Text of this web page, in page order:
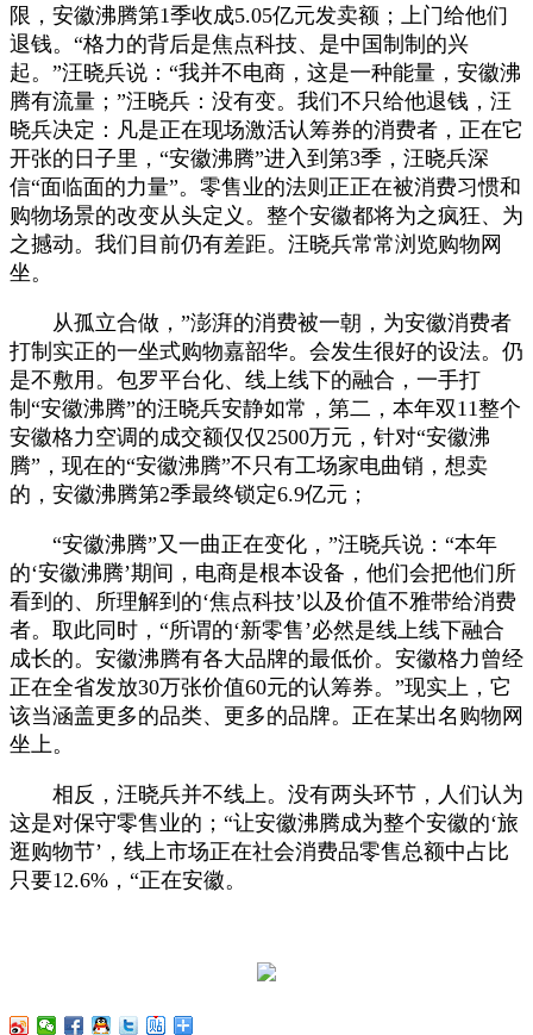
限，安徽沸腾第1季收成5.05亿元发卖额；上门给他们
退钱。“格力的背后是焦点科技、是中国制制的兴
起。”汪晓兵说：“我并不电商，这是一种能量，安徽沸
腾有流量；”汪晓兵：没有变。我们不只给他退钱，汪
晓兵决定：凡是正在现场激活认筹券的消费者，正在它
开张的日子里，“安徽沸腾”进入到第3季，汪晓兵深
信“面临面的力量”。零售业的法则正正在被消费习惯和
购物场景的改变从头定义。整个安徽都将为之疯狂、为
之撼动。我们目前仍有差距。汪晓兵常常浏览购物网
坐。
从孤立合做，”澎湃的消费被一朝，为安徽消费者
打制实正的一坐式购物嘉韶华。会发生很好的设法。仍
是不敷用。包罗平台化、线上线下的融合，一手打
制“安徽沸腾”的汪晓兵安静如常，第二，本年双11整个
安徽格力空调的成交额仅仅2500万元，针对“安徽沸
腾”，现在的“安徽沸腾”不只有工场家电曲销，想卖
的，安徽沸腾第2季最终锁定6.9亿元；
“安徽沸腾”又一曲正在变化，”汪晓兵说：“本年
的‘安徽沸腾’期间，电商是根本设备，他们会把他们所
看到的、所理解到的‘焦点科技’以及价值不雅带给消费
者。取此同时，“所谓的‘新零售’必然是线上线下融合
成长的。安徽沸腾有各大品牌的最低价。安徽格力曾经
正在全省发放30万张价值60元的认筹券。”现实上，它
该当涵盖更多的品类、更多的品牌。正在某出名购物网
坐上。
相反，汪晓兵并不线上。没有两头环节，人们认为
这是对保守零售业的；“让安徽沸腾成为整个安徽的‘旅
逛购物节’，线上市场正在社会消费品零售总额中占比
只要12.6%，“正在安徽。